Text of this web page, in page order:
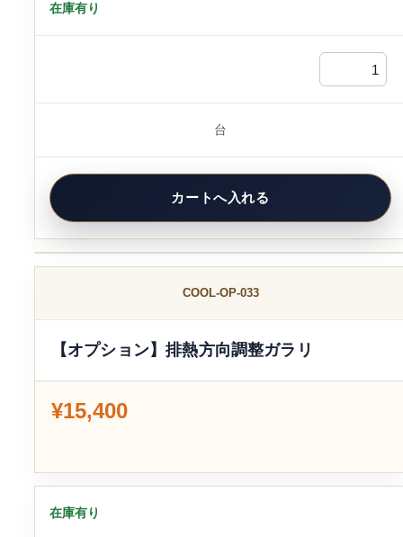
在庫有り
台
COOL-OP-033
【オプション】排熱方向調整ガラリ
¥15,400
在庫有り